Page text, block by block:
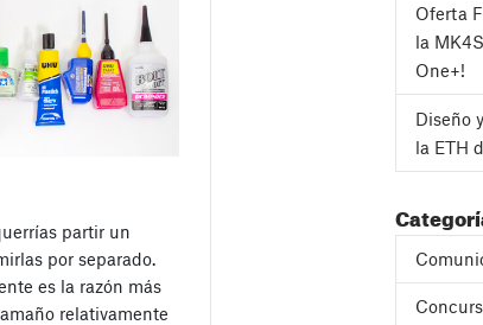
partir un
por separado.
es la razón más
relativamente
Oferta
la
One+!
Diseño
la ETH